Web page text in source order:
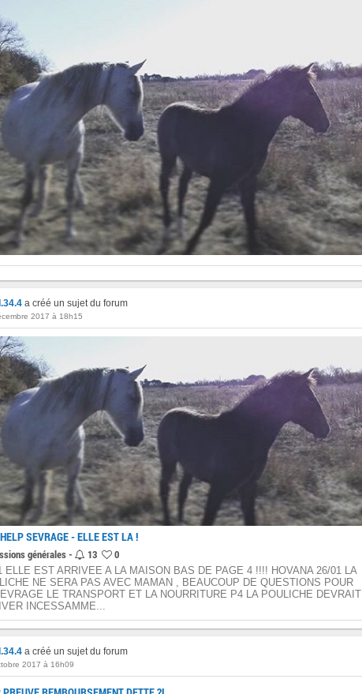
a créé un sujet du forum
2017 à 18h15
SEVRAGE - ELLE EST LA !
générales - 13 0
ELLE EST ARRIVEE A LA MAISON BAS DE PAGE 4 !!!! HOVANA 26/01 LA
NE SERA PAS AVEC MAMAN , BEAUCOUP DE QUESTIONS POUR
LE TRANSPORT ET LA NOURRITURE P4 LA POULICHE DEVRAIT
INCESSAMME...
a créé un sujet du forum
2017 à 16h09